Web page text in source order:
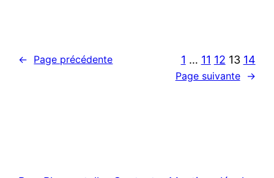
← Page précédente 1 … 11 12 13 14
Page suivante →